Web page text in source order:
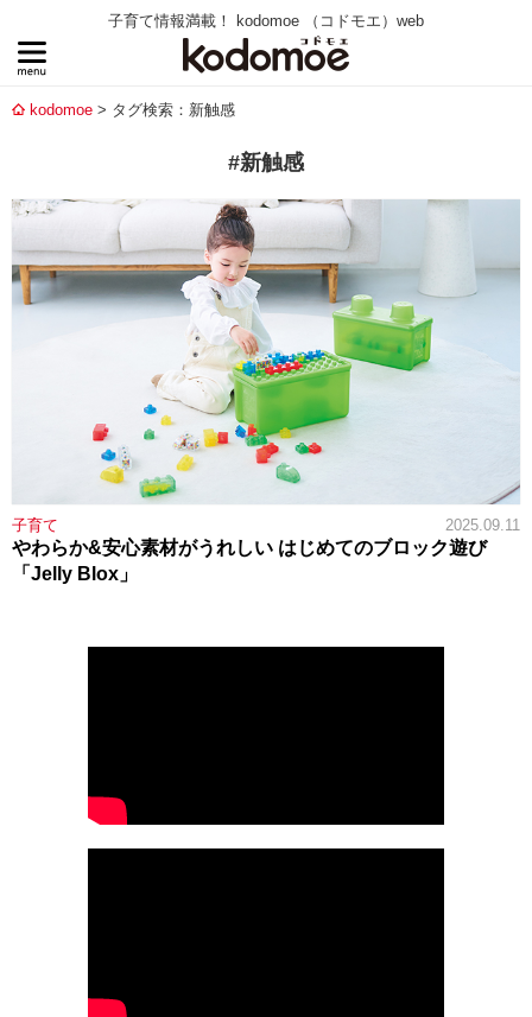
子育て情報満載！ kodomoe （コドモエ）web
kodomoe タグ検索：新触感
#新触感
子育て 2025.09.11
やわらか&安心素材がうれしい はじめてのブロック遊び
「Jelly Blox」